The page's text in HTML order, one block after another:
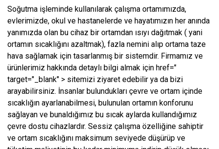
Soğutma işleminde kullanılarak çalışma ortamımızda,
evlerimizde, okul ve hastanelerde ve hayatımızın her anında
yanımızda olan bu cihaz bir ortamdan ısıyı dağıtmak ( yani
ortamın sıcaklığını azaltmak), fazla nemini alıp ortama taze
hava sağlamak için tasarlanmış bir sistemdir. Firmamız ve
ürünlerimiz hakkında detaylı bilgi almak için href="
target="_blank" > sitemizi ziyaret edebilir ya da bizi
arayabilirsiniz. İnsanlar bulundukları çevre ve ortam içinde
sıcaklığın ayarlanabilmesi, bulunulan ortamın konforunu
sağlayan ve bunaldığımız bu sıcak aylarda kullandığımız
çevre dostu cihazlardır. Sessiz çalışma özelliğine sahiptir
ve ortam sıcaklığını maksimum seviyede düşürüp ve